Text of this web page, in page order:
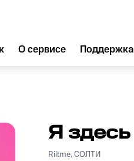
О сервисе Поддержка
Я здесь
Riitme, СОЛТИ